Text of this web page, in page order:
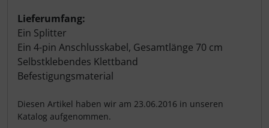
Lieferumfang:
Ein Splitter
Ein 4-pin Anschlusskabel, Gesamtlänge 70 cm
Selbstklebendes Klettband
Befestigungsmaterial
Diesen Artikel haben wir am 23.06.2016 in unseren
Katalog aufgenommen.